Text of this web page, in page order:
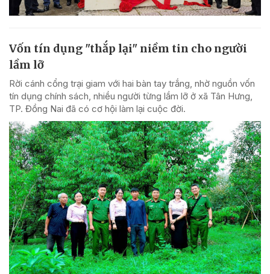
Vốn tín dụng "thắp lại" niềm tin cho người
lầm lỡ
Rời cánh cổng trại giam với hai bàn tay trắng, nhờ nguồn vốn
tín dụng chính sách, nhiều người từng lầm lỡ ở xã Tân Hưng,
TP. Đồng Nai đã có cơ hội làm lại cuộc đời.